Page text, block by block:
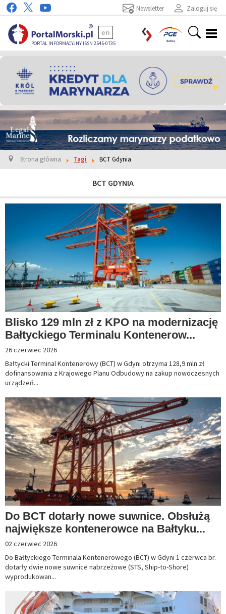
Zaloguj się
Newsletter
PORTAL INFORMACYJNY ISSN 2545-0735
en
Strona główna Tagi BCT Gdynia
BCT GDYNIA
Blisko 129 mln zł z KPO na modernizację
Bałtyckiego Terminalu Kontenerow...
26 czerwiec 2026
Bałtycki Terminal Kontenerowy (BCT) w Gdyni otrzyma 128,9 mln zł
dofinansowania z Krajowego Planu Odbudowy na zakup nowoczesnych
urządzeń...
Do BCT dotarły nowe suwnice. Obsłużą
największe kontenerowce na Bałtyku...
02 czerwiec 2026
Do Bałtyckiego Terminala Kontenerowego (BCT) w Gdyni 1 czerwca br.
dotarły dwie nowe suwnice nabrzeżowe (STS, Ship-to-Shore)
wyprodukowan...